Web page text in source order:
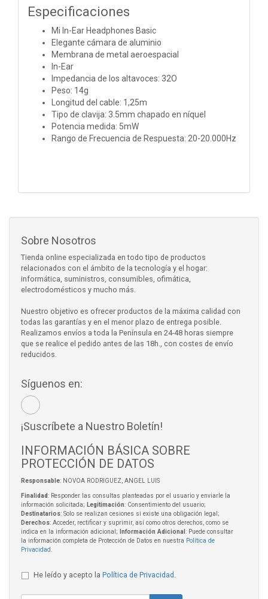
Especificaciones
Mi In-Ear Headphones Basic
Elegante cámara de aluminio
Membrana de metal aeroespacial
In-Ear
Impedancia de los altavoces: 32O
Peso: 14g
Longitud del cable: 1,25m
Tipo de clavija: 3.5mm chapado en níquel
Potencia medida: 5mW
Rango de Frecuencia de Respuesta: 20-20.000Hz
Sobre Nosotros
Tienda online especializada en todo tipo de productos
relacionados con el ámbito de la tecnología y el hogar:
informática, suministros, consumibles, ofimática,
electrodomésticos y mucho más.
Nuestro objetivo es ofrecer productos de la máxima calidad con
todas las garantías y en el menor plazo de entrega posible.
Realizamos envíos a toda la Península en 24-48 horas siempre
que se realice el pedido antes de las 18h., con costes de envío
reducidos.
Síguenos en:
¡Suscríbete a Nuestro Boletín!
INFORMACIÓN BÁSICA SOBRE
PROTECCIÓN DE DATOS
Responsable: NOVOA RODRIGUEZ, ANGEL LUIS
Finalidad: Responder las consultas planteadas por el usuario y enviarle la
información solicitada; Legitimación: Consentimiento del usuario;
Destinatarios: Solo se realizan cesiones si existe una obligación legal;
Derechos: Acceder, rectificar y suprimir, así como otros derechos, como se
indica en la información adicional;
Información Adicional : Puede consultar
la información completa de Protección de Datos en nuestra Política de
Privacidad
He leído y acepto la Política de Privacidad